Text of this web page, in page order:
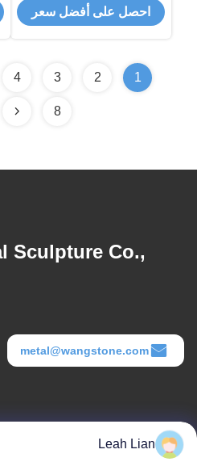
احصل على أفضل سعر
1
2
3
4
8
Sculpture Co.,
metal@wangstone.com
Leah Lian